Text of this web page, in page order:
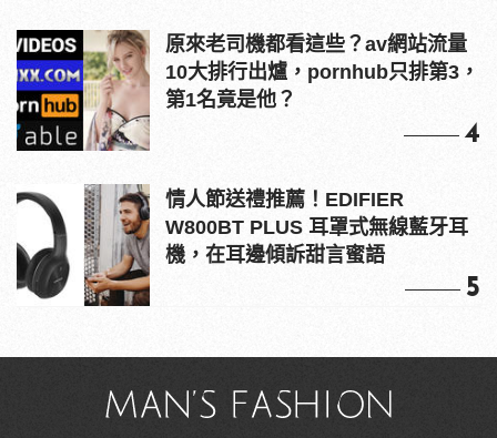
原來老司機都看這些？av網站流量
10大排行出爐，pornhub只排第3，
第1名竟是他？
4
情人節送禮推薦！EDIFIER
W800BT PLUS 耳罩式無線藍牙耳
機，在耳邊傾訴甜言蜜語
5